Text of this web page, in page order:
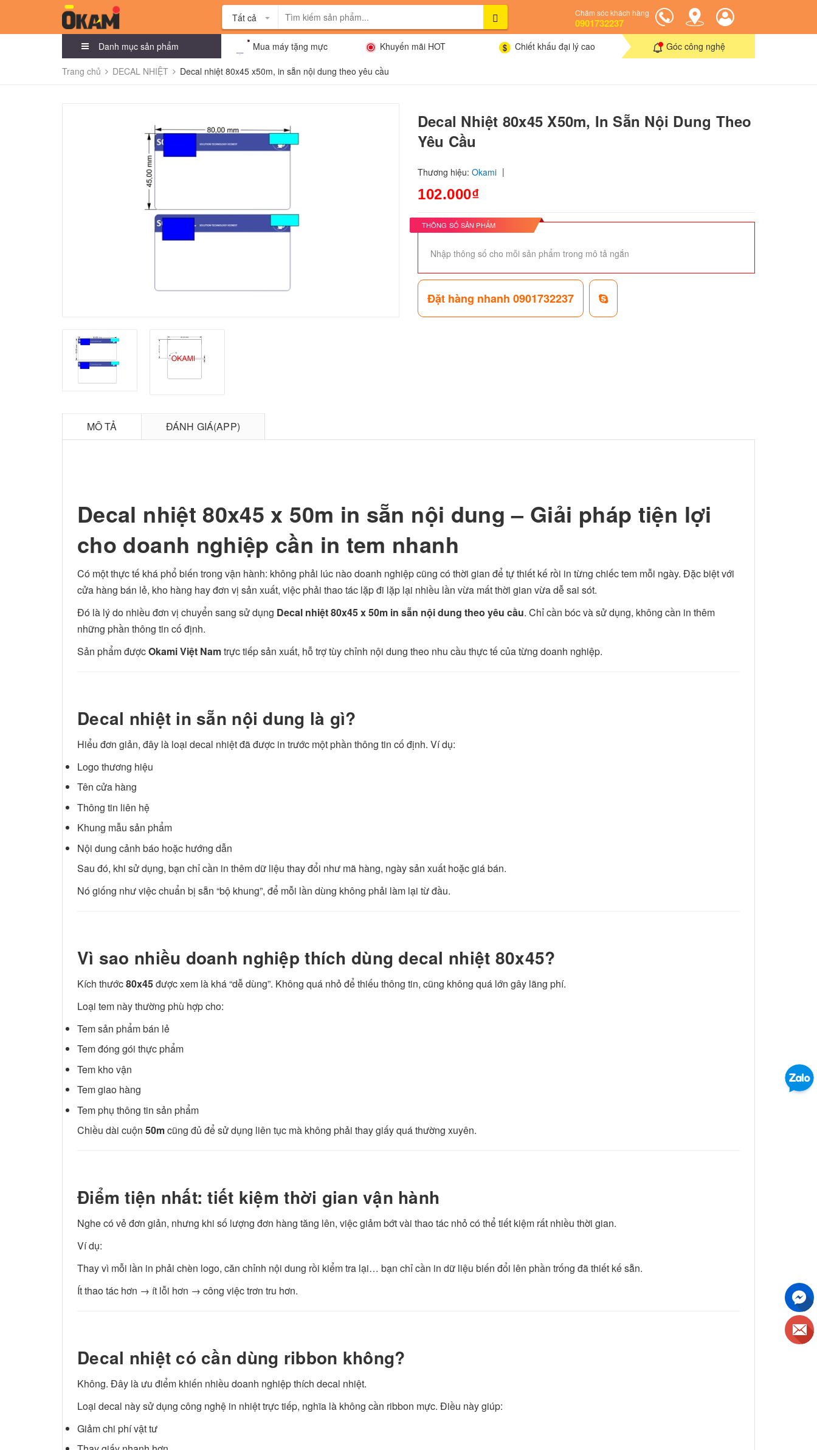
Tất cả Chăm sóc khách hàng
0901732237
Danh mục sản phẩm Mua máy tặng mực Khuyến mãi HOT Chiết khấu đại lý cao Góc công nghệ
Trang chủ DECAL NHIỆT Decal nhiệt 80x45 x50m, in sẵn nội dung theo yêu cầu
Decal Nhiệt 80x45 X50m, In Sẵn Nội Dung Theo
Yêu Cầu
Thương hiệu: Okami |
102.000₫
THÔNG SỐ SẢN PHẨM
Nhập thông số cho mỗi sản phẩm trong mô tả ngắn
Đặt hàng nhanh 0901732237
MÔ TẢ ĐÁNH GIÁ(APP)
Decal nhiệt 80x45 x 50m in sẵn nội dung – Giải pháp tiện lợi
cho doanh nghiệp cần in tem nhanh
Có một thực tế khá phổ biến trong vận hành: không phải lúc nào doanh nghiệp cũng có thời gian để tự thiết kế rồi in từng chiếc tem mỗi ngày. Đặc biệt với
cửa hàng bán lẻ, kho hàng hay đơn vị sản xuất, việc phải thao tác lặp đi lặp lại nhiều lần vừa mất thời gian vừa dễ sai sót.
Đó là lý do nhiều đơn vị chuyển sang sử dụng Decal nhiệt 80x45 x 50m in sẵn nội dung theo yêu cầu. Chỉ cần bóc và sử dụng, không cần in thêm
những phần thông tin cố định.
Sản phẩm đượcOkami Việt Namtrực tiếp sản xuất, hỗ trợ tùy chỉnh nội dung theo nhu cầu thực tế của từng doanh nghiệp.
Decal nhiệt in sẵn nội dung là gì?
Hiểu đơn giản, đây là loại decal nhiệt đã được in trước một phần thông tin cố định. Ví dụ:
Logo thương hiệu
Tên cửa hàng
Thông tin liên hệ
Khung mẫu sản phẩm
Nội dung cảnh báo hoặc hướng dẫn
Sau đó, khi sử dụng, bạn chỉ cần in thêm dữ liệu thay đổi như mã hàng, ngày sản xuất hoặc giá bán.
Nó giống như việc chuẩn bị sẵn “bộ khung”, để mỗi lần dùng không phải làm lại từ đầu.
Vì sao nhiều doanh nghiệp thích dùng decal nhiệt 80x45?
Kích thước80x45được xem là khá “dễ dùng”. Không quá nhỏ để thiếu thông tin, cũng không quá lớn gây lãng phí.
Loại tem này thường phù hợp cho:
Tem sản phẩm bán lẻ
Tem đóng gói thực phẩm
Tem kho vận
Tem giao hàng
Tem phụ thông tin sản phẩm
Chiều dài cuộn 50mcũng đủ để sử dụng liên tục mà không phải thay giấy quá thường xuyên.
Điểm tiện nhất: tiết kiệm thời gian vận hành
Nghe có vẻ đơn giản, nhưng khi số lượng đơn hàng tăng lên, việc giảm bớt vài thao tác nhỏ có thể tiết kiệm rất nhiều thời gian.
Ví dụ:
Thay vì mỗi lần in phải chèn logo, căn chỉnh nội dung rồi kiểm tra lại… bạn chỉ cần in dữ liệu biến đổi lên phần trống đã thiết kế sẵn.
Ít thao tác hơn → ít lỗi hơn → công việc trơn tru hơn.
Decal nhiệt có cần dùng ribbon không?
Không. Đây là ưu điểm khiến nhiều doanh nghiệp thích decal nhiệt.
Loại decal này sử dụng công nghệ in nhiệt trực tiếp, nghĩa là không cần ribbon mực. Điều này giúp:
Giảm chi phí vật tư